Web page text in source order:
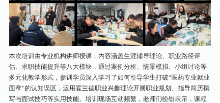
本次培训由专业机构讲师授课，内容涵盖生涯辅导理论、职业路径评
估、求职技能提升等八大模块，通过案例分析、情景模拟、小组讨论等
多元化教学形式，参训学员深入学习了如何引导学生打破“医药专业就业
面窄”的认知误区，运用霍兰德职业兴趣理论开展职业规划、指导简历撰
写与面试技巧等实用技能。培训现场互动频繁，老师们纷纷表示，课程